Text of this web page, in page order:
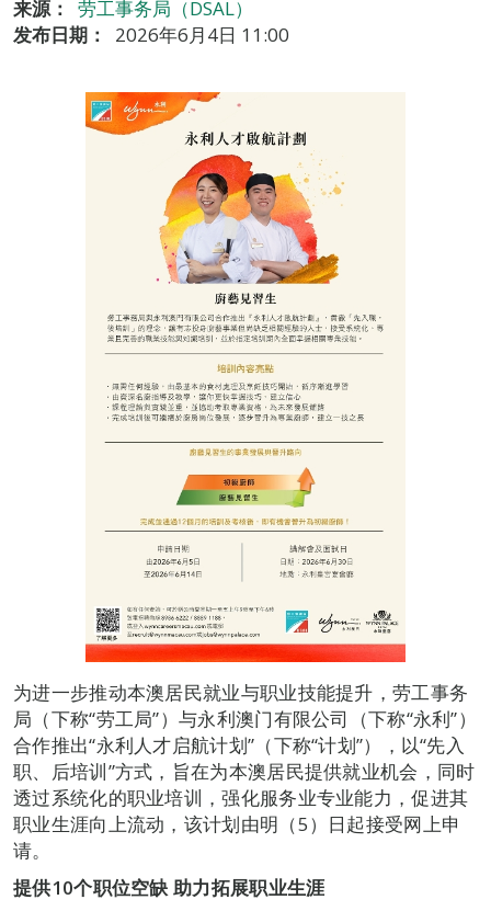
来源：
劳工事务局（DSAL）
发布日期：
2026年6月4日 11:00
为进一步推动本澳居民就业与职业技能提升，劳工事务
局（下称“劳工局”）与永利澳门有限公司（下称“永利”）
合作推出“永利人才启航计划”（下称“计划”），以“先入
职、后培训”方式，旨在为本澳居民提供就业机会，同时
透过系统化的职业培训，强化服务业专业能力，促进其
职业生涯向上流动，该计划由明（5）日起接受网上申
请。
提供10个职位空缺 助力拓展职业生涯